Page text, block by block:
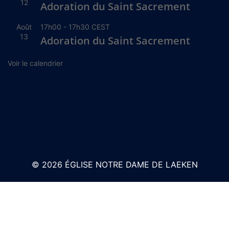
12
Adoration du Saint Sacrement
Août
13
17h00 - 17h30 CEST
Adoration du Saint Sacrement
Voir le calendrier
© 2026 ÉGLISE NOTRE DAME DE LAEKEN